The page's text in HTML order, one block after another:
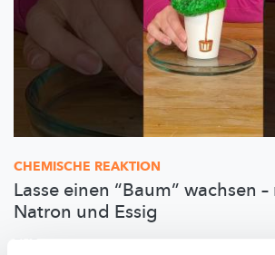
CHEMISCHE REAKTION
Lasse einen “Baum” wachsen
Natron und Essig